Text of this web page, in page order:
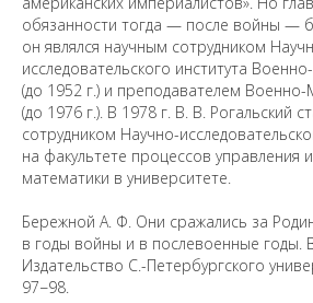
обязанности тогда — после войны —
он являлся научным сотрудником
исследовательского института
(до 1952 г.) и преподавателем
(до 1976 г.). В 1978 г. В. В. Рогальский
сотрудником Научно-
на факультете процессов управления
математики в университете.
Бережной А. Ф. Они сражались за
в годы войны и в послевоенные годы.
Издательство С.-Петербургского
97−98.
опубликованы архивные материалы с упоминанием
физических и юридических лиц, включенных
Министерством юстиции Российской Федерации в
иностранных агентов, а также организаций,
экстремистскими и запрещенных на территории
Политика СПбГУ в отношении обработки
персональных данных
Saint Petersburg State University© 2026
Санкт-Петербургский государственный
2026